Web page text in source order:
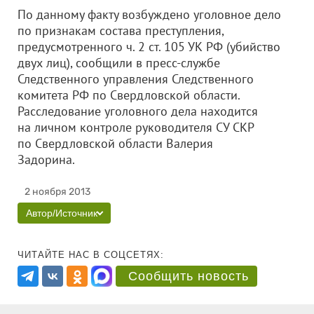
По данному факту возбуждено уголовное дело
по признакам состава преступления,
предусмотренного ч. 2 ст. 105 УК РФ (убийство
двух лиц), сообщили в пресс-службе
Следственного управления Следственного
комитета РФ по Свердловской области.
Расследование уголовного дела находится
на личном контроле руководителя СУ СКР
по Свердловской области Валерия
Задорина.
2 ноября 2013
Автор/Источник
ЧИТАЙТЕ НАС В СОЦСЕТЯХ:
Сообщить новость